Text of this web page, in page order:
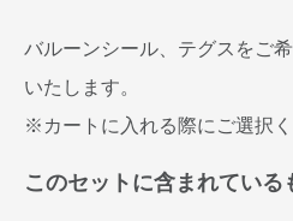
バルーンシール、テグスをご
いたします。
※カートに入れる際にご選択く
このセットに含まれている